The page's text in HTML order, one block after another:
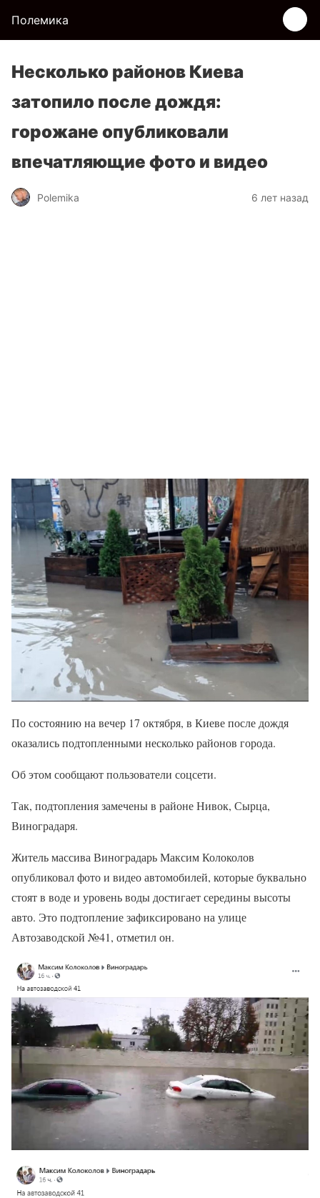
Полемика
Несколько районов Киева
затопило после дождя:
горожане опубликовали
впечатляющие фото и видео
Polemika 6 лет назад
По состоянию на вечер 17 октября, в Киеве после дождя
оказались подтопленными несколько районов города.
Об этом сообщают пользователи соцсети.
Так, подтопления замечены в районе Нивок, Сырца,
Виноградаря.
Житель массива Виноградарь Максим Колоколов
опубликовал фото и видео автомобилей, которые буквально
стоят в воде и уровень воды достигает середины высоты
авто. Это подтопление зафиксировано на улице
Автозаводской №41, отметил он.